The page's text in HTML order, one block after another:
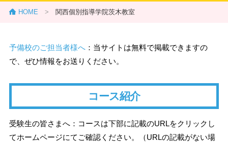
HOME > 関西個別指導学院茨木教室
予備校のご担当者様へ：当サイトは無料で掲載できますの
で、ぜひ情報をお送りください。
コース紹介
受験生の皆さまへ：コースは下部に記載のURLをクリックし
てホームページにてご確認ください。（URLの記載がない場